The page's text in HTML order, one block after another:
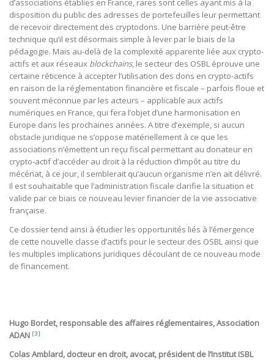
d’associations établies en France, rares sont celles ayant mis à la
disposition du public des adresses de portefeuilles leur permettant
de recevoir directement des cryptodons. Une barrière peut-être
technique qu’il est désormais simple à lever par le biais de la
pédagogie. Mais au-delà de la complexité apparente liée aux crypto-
actifs et aux réseaux blockchains, le secteur des OSBL éprouve une
certaine réticence à accepter l’utilisation des dons en crypto-actifs
en raison de la réglementation financière et fiscale – parfois floue et
souvent méconnue par les acteurs – applicable aux actifs
numériques en France, qui fera l’objet d’une harmonisation en
Europe dans les prochaines années. A titre d’exemple, si aucun
obstacle juridique ne s’oppose matériellement à ce que les
associations n’émettent un reçu fiscal permettant au donateur en
crypto-actif d’accéder au droit à la réduction d’impôt au titre du
mécénat, à ce jour, il semblerait qu’aucun organisme n’en ait délivré.
Il est souhaitable que l’administration fiscale clarifie la situation et
valide par ce biais ce nouveau levier financier de la vie associative
française.
Ce dossier tend ainsi à étudier les opportunités liés à l’émergence
de cette nouvelle classe d’actifs pour le secteur des OSBL ainsi que
les multiples implications juridiques découlant de ce nouveau mode
de financement.
Hugo Bordet, responsable des affaires réglementaires, Association
ADAN [3]
Colas Amblard, docteur en droit, avocat, président de l’Institut ISBL